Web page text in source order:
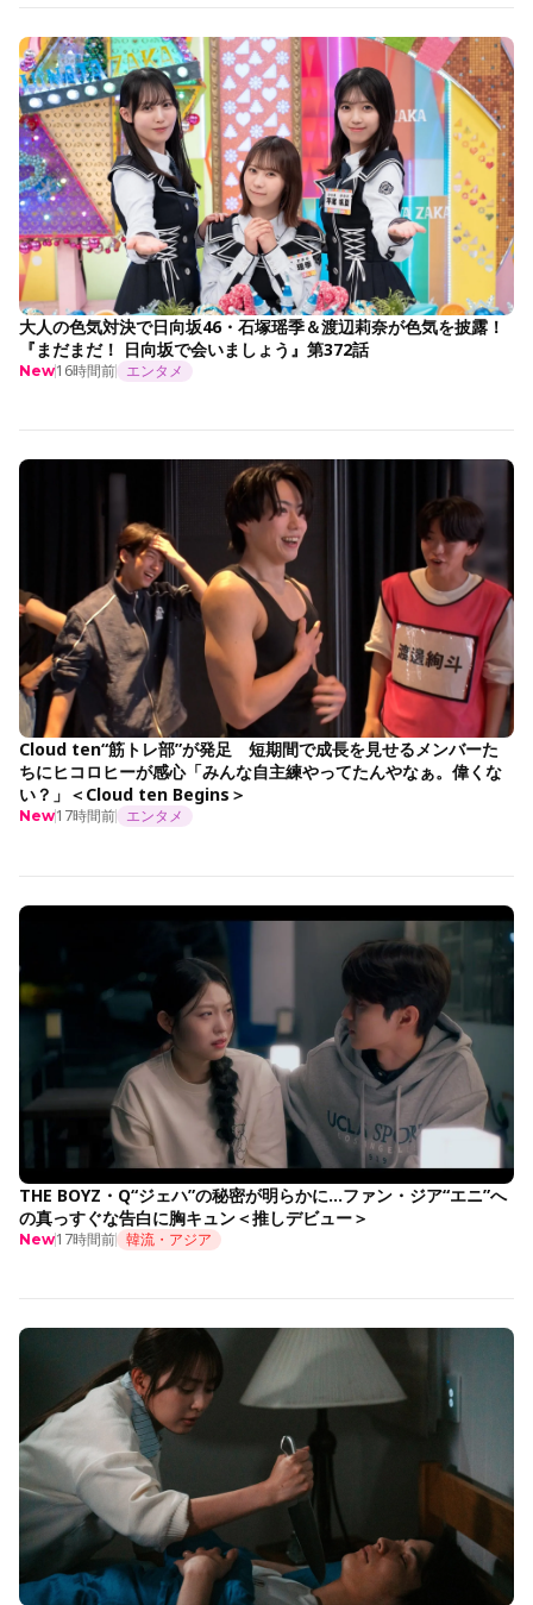
大人の色気対決で日向坂46・石塚瑶季＆渡辺莉奈が色気を披露！
『まだまだ！ 日向坂で会いましょう』第372話
New16時間前 エンタメ
Cloud ten“筋トレ部”が発足 短期間で成長を見せるメンバーた
ちにヒコロヒーが感心「みんな自主練やってたんやなぁ。偉くな
い？」＜Cloud ten Begins＞
New17時間前 エンタメ
THE BOYZ・Q“ジェハ”の秘密が明らかに…ファン・ジア“エニ”へ
の真っすぐな告白に胸キュン＜推しデビュー＞
New17時間前 韓流・アジア